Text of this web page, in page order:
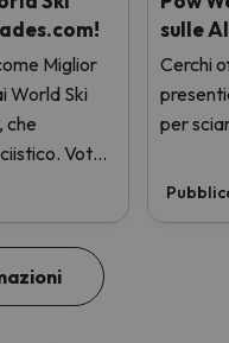
Miglior
World Ski
che
Vota
sulle
Cerchi
per